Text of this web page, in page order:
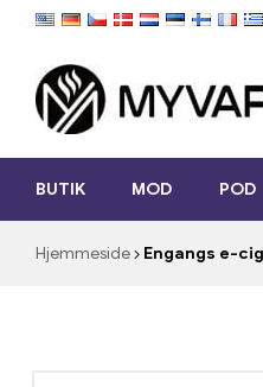
Myvapesite.de
cigaretter
BUTIK MOD POD
Hjemmeside Engangs e-